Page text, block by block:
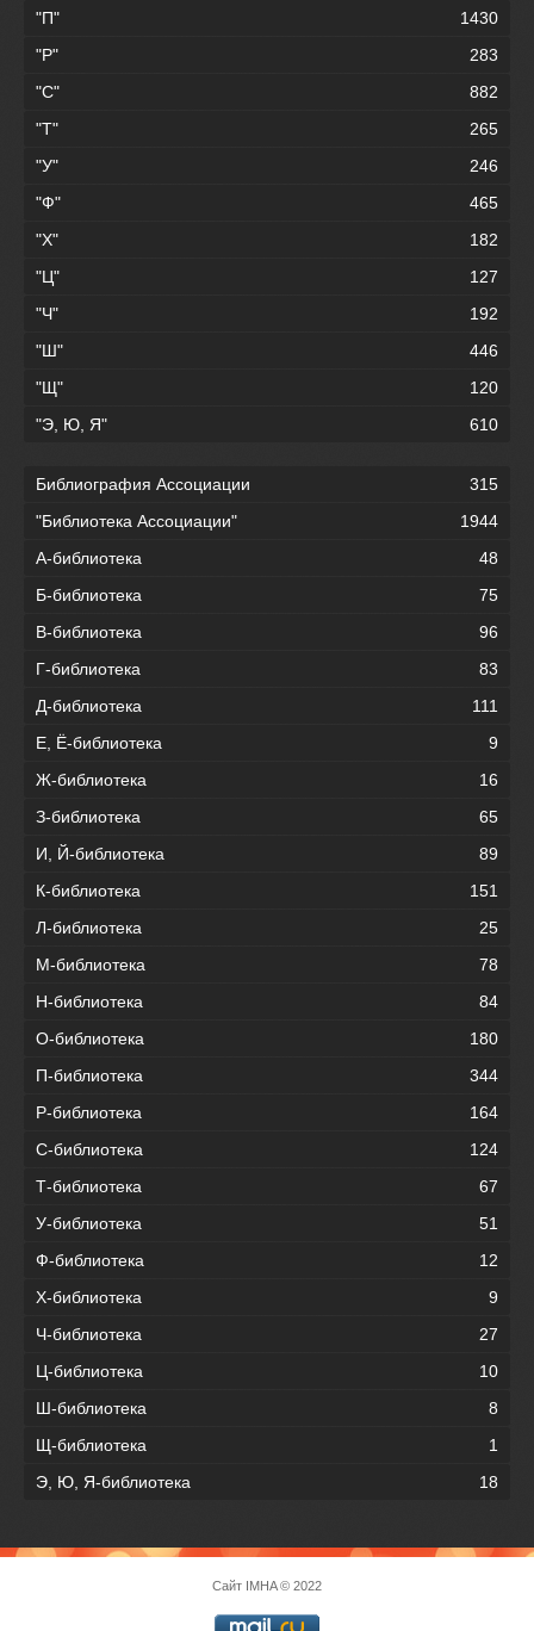
"П"
1430
"Р"
283
"С"
882
"Т"
265
"У"
246
"Ф"
465
"Х"
182
"Ц"
127
"Ч"
192
"Ш"
446
"Щ"
120
"Э, Ю, Я"
610
Библиография Ассоциации
315
"Библиотека Ассоциации"
1944
А-библиотека
48
Б-библиотека
75
В-библиотека
96
Г-библиотека
83
Д-библиотека
111
Е, Ё-библиотека
9
Ж-библиотека
16
З-библиотека
65
И, Й-библиотека
89
К-библиотека
151
Л-библиотека
25
М-библиотека
78
Н-библиотека
84
О-библиотека
180
П-библиотека
344
Р-библиотека
164
С-библиотека
124
Т-библиотека
67
У-библиотека
51
Ф-библиотека
12
Х-библиотека
9
Ч-библиотека
27
Ц-библиотека
10
Ш-библиотека
8
Щ-библиотека
1
Э, Ю, Я-библиотека
18
Сайт IMHA© 2022